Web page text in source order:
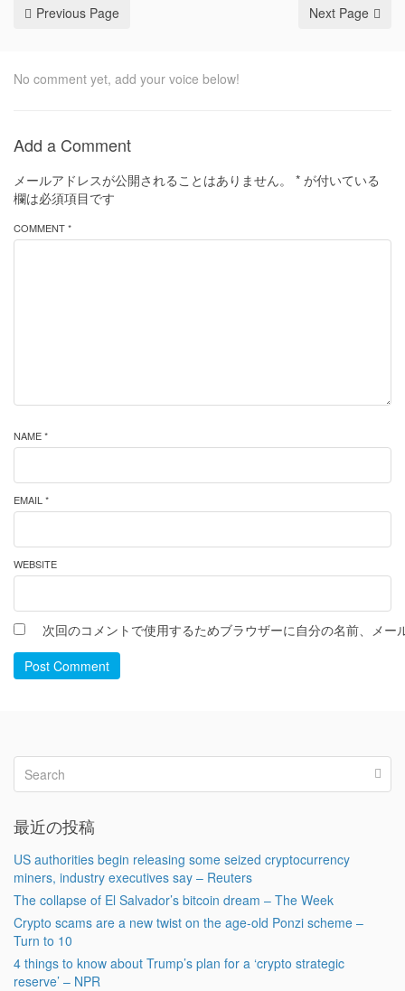
Previous Page Next Page
No comment yet, add your voice below!
Add a Comment
メールアドレスが公開されることはありません。 * が付いている
欄は必須項目です
COMMENT *
NAME *
EMAIL *
WEBSITE
次回のコメントで使用するためブラウザーに自分の名前、メー
Post Comment
最近の投稿
US authorities begin releasing some seized cryptocurrency
miners, industry executives say – Reuters
The collapse of El Salvador’s bitcoin dream – The Week
Crypto scams are a new twist on the age-old Ponzi scheme –
Turn to 10
4 things to know about Trump’s plan for a ‘crypto strategic
reserve’ – NPR